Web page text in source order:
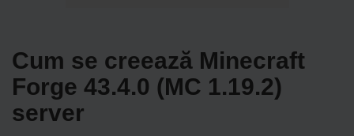
Cum se creează Minecraft
Forge 43.4.0 (MC 1.19.2)
server